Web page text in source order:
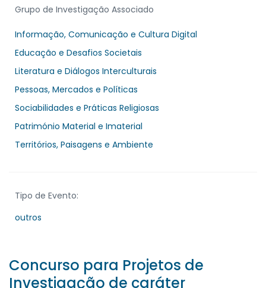
Grupo de Investigação Associado
Informação, Comunicação e Cultura Digital
Educação e Desafios Societais
Literatura e Diálogos Interculturais
Pessoas, Mercados e Políticas
Sociabilidades e Práticas Religiosas
Património Material e Imaterial
Territórios, Paisagens e Ambiente
Tipo de Evento:
outros
Concurso para Projetos de
Investigação de caráter